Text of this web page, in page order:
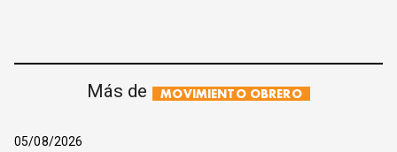
Más de MOVIMIENTO OBRERO
05/08/2026